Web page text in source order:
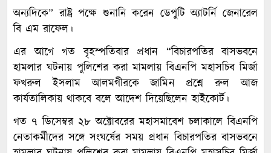
অন্যদিকে” রাষ্ট্র পক্ষে শুনানি করেন ডেপুটি অ্যাটর্নি জেনারেল
বি এম রাফেল।
এর আগে গত বৃহস্পতিবার প্রধান “বিচারপতির বাসভবনে
হামলার ঘটনায় পুলিশের করা মামলায় বিএনপি মহাসচিব মির্জা
ফখরুল ইসলাম আলমগীরকে জামিন প্রশ্নে রুল আজ
কার্যতালিকায় থাকবে বলে আদেশ দিয়েছিলেন হাইকোর্ট।
গত ৭ ডিসেম্বর ২৮ অক্টোবরের মহাসমাবেশ চলাকালে বিএনপি
নেতাকর্মীদের সঙ্গে সংঘর্ষের সময় প্রধান বিচারপতির বাসভবনে